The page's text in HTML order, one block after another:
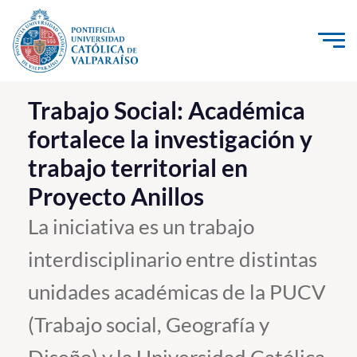
Click acá para ir directamente al contenido
La Universidad
Investigación, Creación e Innovación
PUCV Internacional
Vinculación con el Medio
Admisión
Pregrado
Postgrado
Formación Continua
Trabajo Social: Académica
fortalece la investigación y
trabajo territorial en
Proyecto Anillos
La iniciativa es un trabajo
interdisciplinario entre distintas
unidades académicas de la PUCV
(Trabajo social, Geografía y